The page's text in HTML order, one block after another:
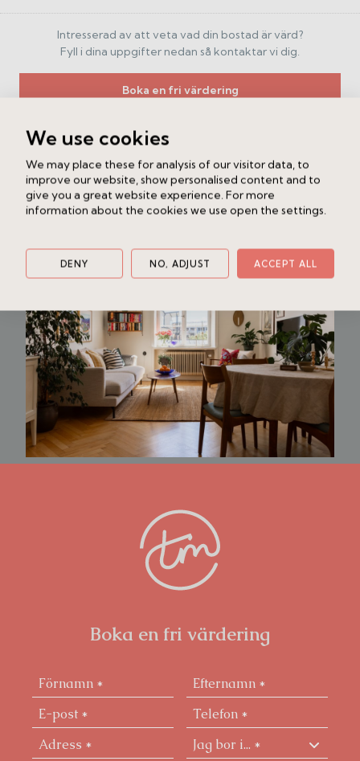
Här bor du i en äldre, skuldfri förening med stabil
ekonomi, i ett av Södermalms mest attraktiva
kommunikationer.
En bostad med själ, charm och ett svårslaget läge.
Intresserad av att veta vad din bostad är värd?
Fyll i dina uppgifter nedan så kontaktar vi dig.
Boka en fri värdering
Liknande bostad
Ljusterögatan 5
Södermalm - Sofia2 rok 50 kvm
Boka en fri värdering
We use cookies
We may place these for analysis of our visitor data, to
improve our website, show personalised content and to
give you a great website experience. For more
information about the cookies we use open the settings.
DENY NO, ADJUST ACCEPT ALL